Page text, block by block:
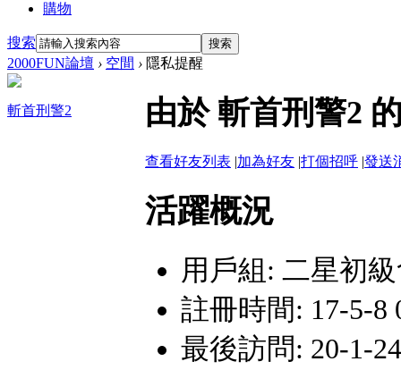
購物
搜索 搜索
2000FUN論壇 › 空間 › 隱私提醒
斬首刑警2 由於 斬首刑警2
查看好友列表 |加為好友 |打個招呼 |發送
活躍概況
用戶組: 二星初
註冊時間: 17-5-8
最後訪問: 20-1-